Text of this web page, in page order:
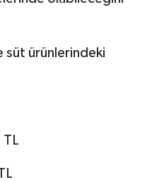
süt ürünlerindeki